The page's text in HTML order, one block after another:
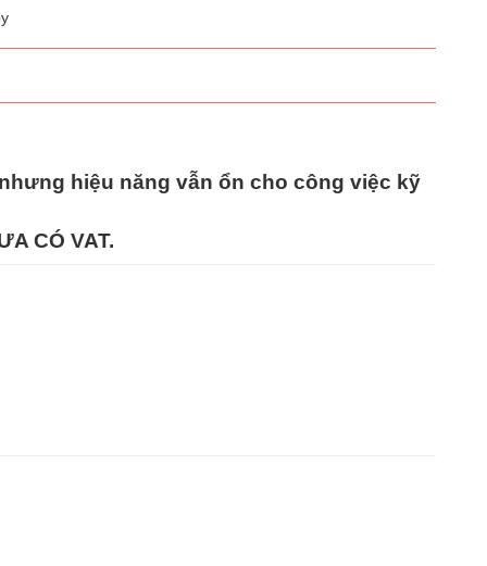
hiệu năng vẫn ổn cho công việc kỹ
CÓ VAT.